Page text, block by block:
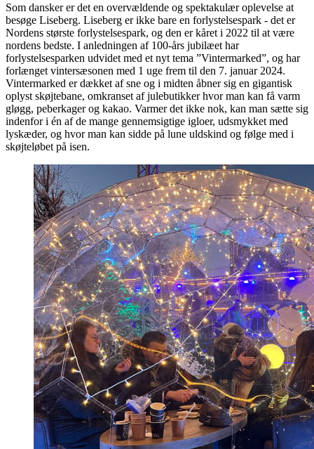
Som dansker er det en overvældende og spektakulær oplevelse at
besøge Liseberg. Liseberg er ikke bare en forlystelsespark - det er
Nordens største forlystelsespark, og den er kåret i 2022 til at være
nordens bedste. I anledningen af 100-års jubilæet har
forlystelsesparken udvidet med et nyt tema ”Vintermarked”, og har
forlænget vintersæsonen med 1 uge frem til den 7. januar 2024.
Vintermarked er dækket af sne og i midten åbner sig en gigantisk
oplyst skøjtebane, omkranset af julebutikker hvor man kan få varm
gløgg, peberkager og kakao. Varmer det ikke nok, kan man sætte sig
indenfor i én af de mange gennemsigtige igloer, udsmykket med
lyskæder, og hvor man kan sidde på lune uldskind og følge med i
skøjteløbet på isen.